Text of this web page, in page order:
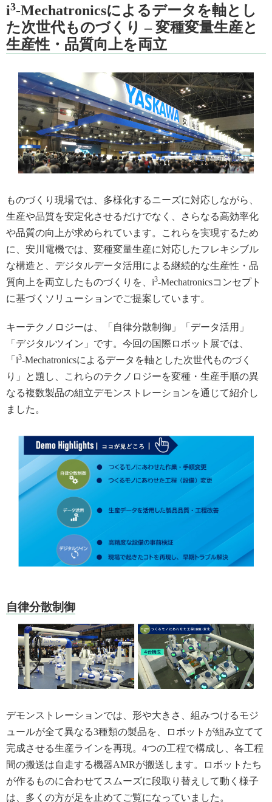
i3-Mechatronicsによるデータを軸とし
た次世代ものづくり – 変種変量生産と
生産性・品質向上を両立
ものづくり現場では、多様化するニーズに対応しながら、
生産や品質を安定化させるだけでなく、さらなる高効率化
や品質の向上が求められています。これらを実現するため
に、安川電機では、変種変量生産に対応したフレキシブル
な構造と、デジタルデータ活用による継続的な生産性・品
質向上を両立したものづくりを、i3-Mechatronicsコンセプト
に基づくソリューションでご提案しています。
キーテクノロジーは、「自律分散制御」「データ活用」
「デジタルツイン」です。今回の国際ロボット展では、
「i3-Mechatronicsによるデータを軸とした次世代ものづく
り」と題し、これらのテクノロジーを変種・生産手順の異
なる複数製品の組立デモンストレーションを通じて紹介し
ました。
自律分散制御
デモンストレーションでは、形や大きさ、組みつけるモジ
ュールが全て異なる3種類の製品を、ロボットが組み立てて
完成させる生産ラインを再現。4つの工程で構成し、各工程
間の搬送は自走する機器AMRが搬送します。ロボットたち
が作るものに合わせてスムーズに段取り替えして動く様子
は、多くの方が足を止めてご覧になっていました。